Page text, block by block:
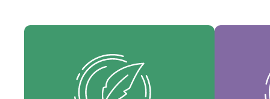
우리의 신앙 조항은 우리의 기초 신념
이며, 모든 실천 영역을 인도하는 필수
적인 진리를 제시합니다.
질이며,
우리